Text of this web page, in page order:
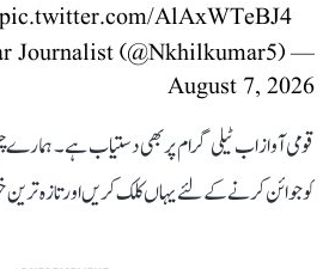
pic.twitter.com/AlAxWTeBJ4
— Nikhil Kumar Journalist (@Nkhilkumar5)
August 7, 2026
قومی آواز اب ٹیلی گرام پر بھی دستیاب ہے۔
کو جوائن کرنے کے لئے یہاں کلک کریں اور تازہ